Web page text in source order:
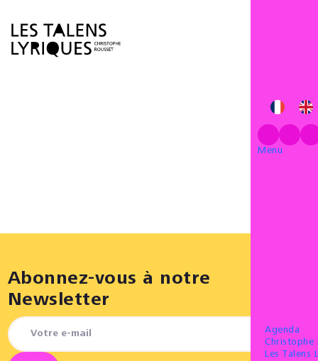
Menu
Agenda
Christophe
Les Talens
Abonnez-vous à notre
Newsletter